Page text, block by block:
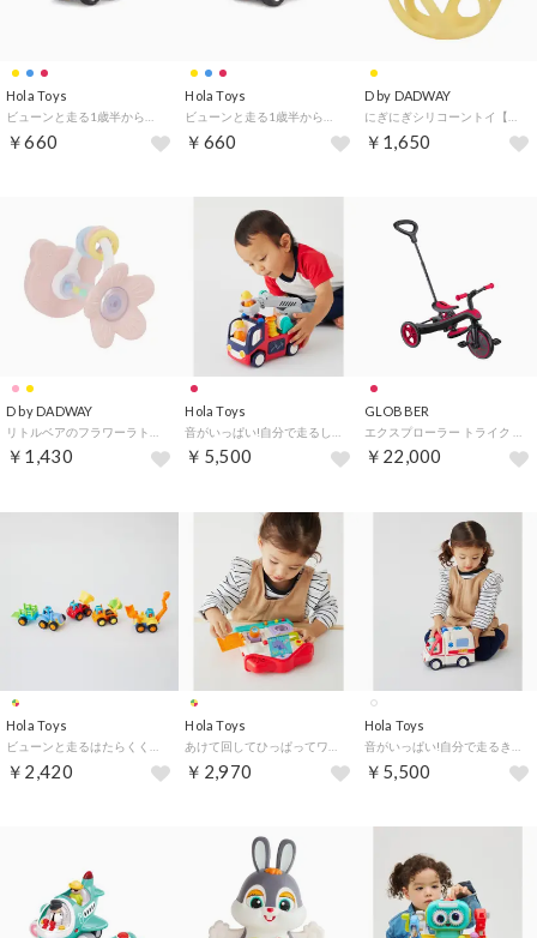
Hola Toys
￥660
Hola Toys
￥660
D by DADWAY
￥1,650
D by DADWAY
￥1,430
Hola Toys
￥5,500
GLOBBER
￥22,000
Hola Toys
￥2,420
Hola Toys
￥2,970
Hola Toys
￥5,500